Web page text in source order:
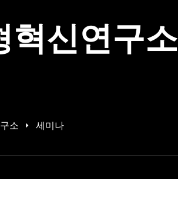
혁신연구소
소 세미나